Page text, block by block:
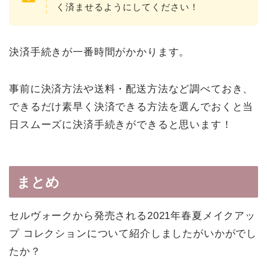
く済ませるようにしてください！
決済手続きが一番時間がかかります。
事前に決済方法や送料・配送方法など調べておき、
できるだけ素早く決済できる方法を選んでおくと当
日スムーズに決済手続きができると思います！
まとめ
セルヴォークから発売される2021年春夏メイクアッ
プ コレクションについて紹介しましたがいかがでし
たか？